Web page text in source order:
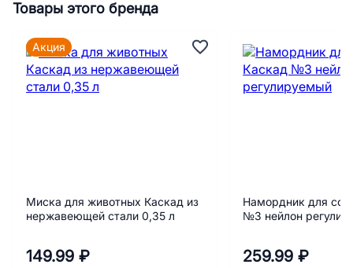
Товары этого бренда
Миска для животных Каскад из
нержавеющей стали 0,35 л
149.99 ₽
Акция
Намордник для
№3 нейлон
259.99 ₽